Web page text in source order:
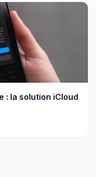
: la solution iCloud